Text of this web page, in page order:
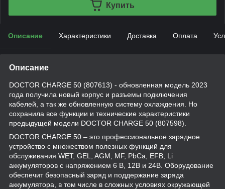
Купить
Описание Характеристики Доставка Оплата
Описание
DOCTOR CHARGE 50 (807613) - обновленная модель 2023
года получила новый корпус и разъемы подключения
кабелей, а так же обновленную систему охлаждения. Но
сохранила все функции и технические характеристики
предыдущей модели DOCTOR CHARGE 50 (807598).
DOCTOR CHARGE 50 – это профессиональное зарядное
устройство с множеством полезных функций для
обслуживания WET, GEL, AGM, MF, PbCa, EFB, Li
аккумуляторов с напряжением 6 В, 12В и 24В. Оборудование
обеспечит безопасный заряд и поддержание заряда
аккумулятора, в том числе в сложных условиях окружающей